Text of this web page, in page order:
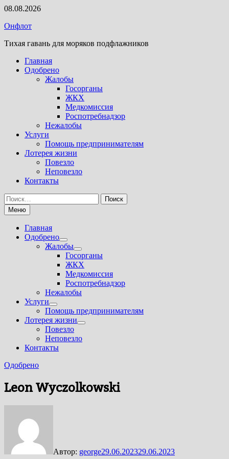
Перейти
содержимому
08.08.2026
Онфлот
Тихая гавань для моряков подфлажников
Главная
Одобрено
Жалобы
Госорганы
ЖКХ
Медкомиссия
Роспотребнадзор
Нежалобы
Услуги
Помощь предпринимателям
Лотерея жизни
Повезло
Неповезло
Контакты
Найти:
Меню
Главная
Одобрено
Показать
подменю
Жалобы
Показать
подменю
Госорганы
ЖКХ
Медкомиссия
Роспотребнадзор
Нежалобы
Услуги
Показать
подменю
Помощь предпринимателям
Лотерея жизни
Показать
Повезло
Неповезло
Контакты
Одобрено
Leon Wyczolkowski
Автор: george29.06.202329.06.2023